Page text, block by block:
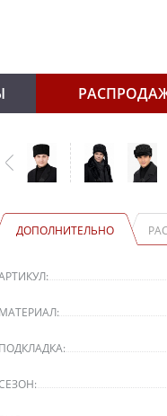
ДОПОЛНИТЕЛЬНО
МАТЕРИАЛ:
ПОДКЛАДКА: